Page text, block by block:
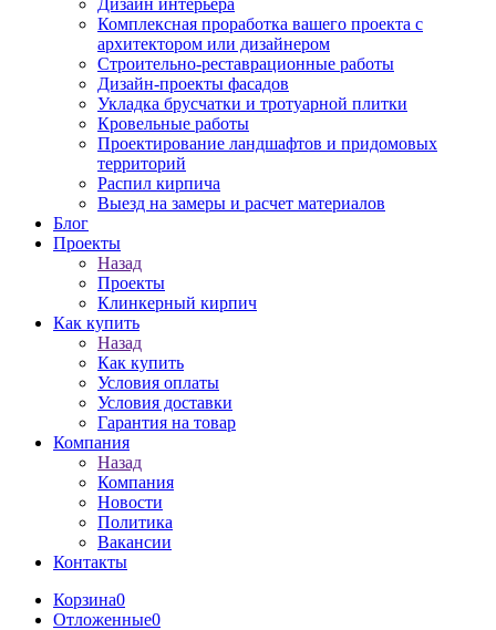
Дизайн интерьера
Комплексная проработка вашего проекта с
архитектором или дизайнером
Строительно-реставрационные работы
Дизайн-проекты фасадов
Укладка брусчатки и тротуарной плитки
Кровельные работы
Проектирование ландшафтов и придомовых
территорий
Распил кирпича
Выезд на замеры и расчет материалов
Блог
Проекты
Назад
Проекты
Клинкерный кирпич
Как купить
Назад
Как купить
Условия оплаты
Условия доставки
Гарантия на товар
Компания
Назад
Компания
Новости
Политика
Вакансии
Контакты
Корзина0
Отложенные0